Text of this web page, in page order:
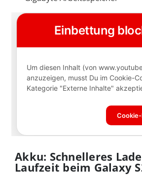
Akku: Schnelleres
Laufzeit beim Galaxy